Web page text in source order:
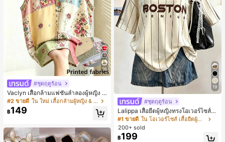
16
#ชุดฤดูร้อน
Vaclyn เสื้อกล้ามแฟชั่นลำลองผู้หญิง ล
ายแพตช์เวิร์ก แขนกุด คอกลม ติดกระดุ
ม
#2 ขายดี ใน ใหม่ เสื้อกล้ามผู้หญิง & Camis
฿149
19
#ชุดฤดูร้อน
Lalippa เสื้อยืดผู้หญิงทรงโอเวอร์ไซส์ค
วามยาวกลาง คอกลม ไหล่ตก ลายพิมพ์
ตัวอักษรและลายทางแนวตั้ง สไตล์แฟชั่
นมินิมอล ของขวัญให้เพื่อน
#1 ขายดี
ใน โอเวอร์ไซส์ เสื้อยืดผู้หญิง
200+ sold
฿199